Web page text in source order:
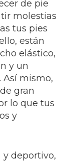
de pie
molestias
tus pies
están
elástico,
y un
Así mismo,
gran
lo que tus
y
y deportivo,